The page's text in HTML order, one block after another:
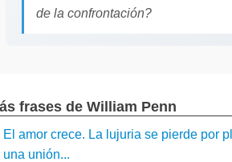
de la confrontación?
frases de William Penn
El amor crece. La lujuria se pierde por
una unión...